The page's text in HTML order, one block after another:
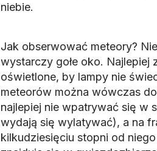
niebie.
Jak obserwować meteory?
wystarczy gołe oko. Najlepiej
oświetlone, by lampy nie
meteorów można wówczas
najlepiej nie wpatrywać się w
wydają się wylatywać), a na
kilkudziesięciu stopni od